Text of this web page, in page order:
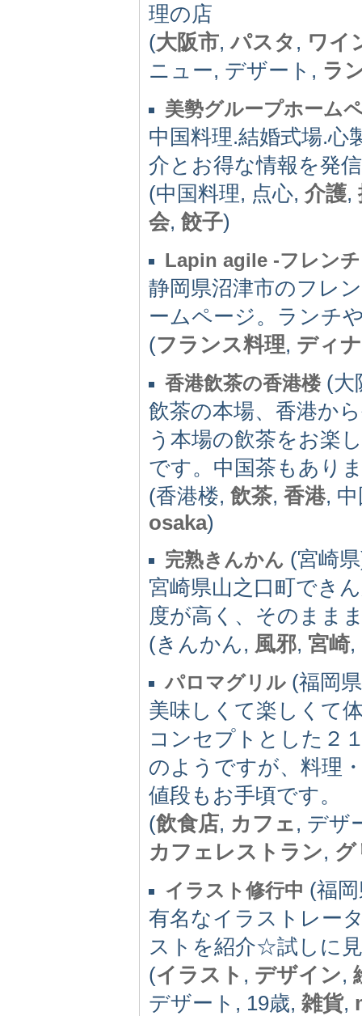
理の店
(大阪市,パスタ , ワイ
ニュー, デザート, ラ
美勢グループホーム
中国料理.結婚式場.心
介とお得な情報を発
(中国料理, 点心, 介護,
会, 餃子)
Lapin agile -フレン
静岡県沼津市のフレ
ームページ。ランチ
(フランス料理, ディ
香港飲茶の香港楼(大
飲茶の本場、香港か
う本場の飲茶をお楽
です。中国茶もあり
(香港楼, 飲茶, 香港,
osaka)
完熟きんかん (宮崎
宮崎県山之口町でき
度が高く、そのまま
(きんかん, 風邪, 宮崎,
パロマグリル (福岡
美味しくて楽しくて
コンセプトとした２
のようですが、料理
値段もお手頃です。
(飲食店, カフェ, デザ
カフェレストラン, グ
イラスト修行中 (福
有名なイラストレー
ストを紹介☆試しに
(イラスト , デザイン,
デザート, 19歳, 雑貨,